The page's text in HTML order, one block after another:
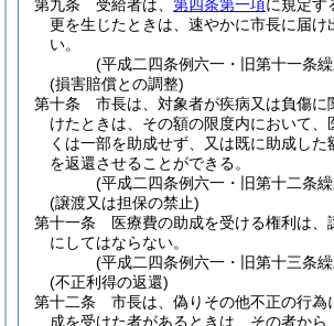
第九条
受給者は、 第四条第一項に規定す
更を生じたときは、速やかに市長に届け
い。
(平成二四条例六一・旧第十一条
(損害賠償との調整)
第十条
市長は、対象者が疾病又は負傷に
けたときは、その額の限度内において、
くは一部を助成せず、又は既に助成した
を返還させることができる。
(平成二四条例六一・旧第十二条
(譲渡又は担保の禁止)
第十一条
医療費の助成を受ける権利は、
にしてはならない。
(平成二四条例六一・旧第十三条
(不正利得の返還)
第十二条
市長は、偽りその他不正の行為
成を受けた者があるときは、その者から